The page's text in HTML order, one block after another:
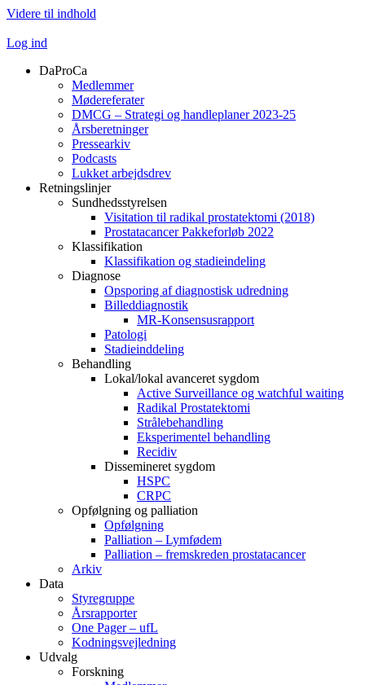
Videre til indhold
Log ind
DaProCa
Medlemmer
Mødereferater
DMCG – Strategi og handleplaner 2023-25
Årsberetninger
Pressearkiv
Podcasts
Lukket arbejdsdrev
Retningslinjer
Sundhedsstyrelsen
Visitation til radikal prostatektomi (2018)
Prostatacancer Pakkeforløb 2022
Klassifikation
Klassifikation og stadieindeling
Diagnose
Opsporing af diagnostisk udredning
Billeddiagnostik
MR-Konsensusrapport
Patologi
Stadieinddeling
Behandling
Lokal/lokal avanceret sygdom
Active Surveillance og watchful waiting
Radikal Prostatektomi
Strålebehandling
Eksperimentel behandling
Recidiv
Dissemineret sygdom
HSPC
CRPC
Opfølgning og palliation
Opfølgning
Palliation – Lymfødem
Palliation – fremskreden prostatacancer
Arkiv
Data
Styregruppe
Årsrapporter
One Pager – ufL
Kodningsvejledning
Udvalg
Forskning